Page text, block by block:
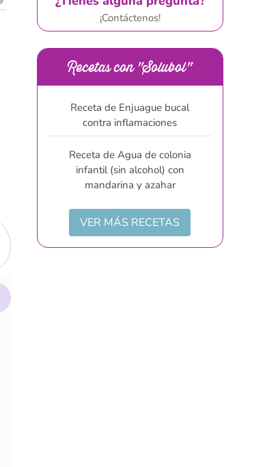
¡Contáctenos!
Recetas con "Solubol"
Receta de Enjuague bucal
contra inflamaciones
Receta de Agua de colonia
infantil (sin alcohol) con
mandarina y azahar
VER MÁS RECETAS